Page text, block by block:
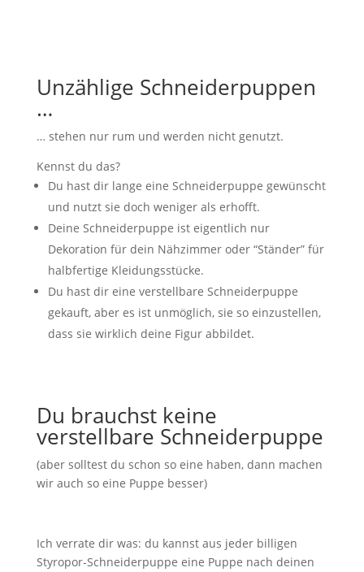
Unzählige Schneiderpuppen
…
… stehen nur rum und werden nicht genutzt.
Kennst du das?
Du hast dir lange eine Schneiderpuppe gewünscht
und nutzt sie doch weniger als erhofft.
Deine Schneiderpuppe ist eigentlich nur
Dekoration für dein Nähzimmer oder “Ständer” für
halbfertige Kleidungsstücke.
Du hast dir eine verstellbare Schneiderpuppe
gekauft, aber es ist unmöglich, sie so einzustellen,
dass sie wirklich deine Figur abbildet.
Du brauchst keine
verstellbare Schneiderpuppe
(aber solltest du schon so eine haben, dann machen
wir auch so eine Puppe besser)
Ich verrate dir was: du kannst aus jeder billigen
Styropor-Schneiderpuppe eine Puppe nach deinen